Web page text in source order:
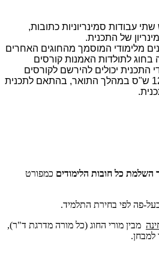
עבודות סמינריוניות כתובות,
של התכנית.
מלימודי המוסמך מהחוגים האחרים
בחוג לתולדות האמנות קורסים
התכנית יכולים להירשם לקורסים
אלה בהיקף של עד 12 ש"ס במהלך התואר, בהתאם לתכנית
השלמת כל חובות הלימודים כמפורט
פה לפי בחירת התלמיד.
מבין מורי החוג (כל מורה מדרגת ד"ר),
למבחן.